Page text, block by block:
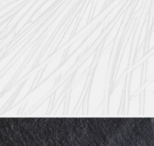
Saison, lokale Eier und handwerklich
biologischen Produkten aus
Küche mit lokalen Zutaten